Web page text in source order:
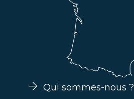
Qui sommes-nous ?